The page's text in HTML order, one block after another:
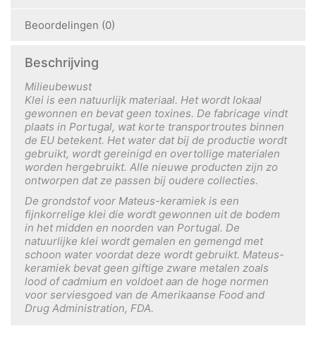
Beoordelingen (0)
Beschrijving
Milieubewust
Klei is een natuurlijk materiaal. Het wordt lokaal
gewonnen en bevat geen toxines. De fabricage vindt
plaats in Portugal, wat korte transportroutes binnen
de EU betekent. Het water dat bij de productie wordt
gebruikt, wordt gereinigd en overtollige materialen
worden hergebruikt. Alle nieuwe producten zijn zo
ontworpen dat ze passen bij oudere collecties.
De grondstof voor Mateus-keramiek is een
fijnkorrelige klei die wordt gewonnen uit de bodem
in het midden en noorden van Portugal. De
natuurlijke klei wordt gemalen en gemengd met
schoon water voordat deze wordt gebruikt. Mateus-
keramiek bevat geen giftige zware metalen zoals
lood of cadmium en voldoet aan de hoge normen
voor serviesgoed van de Amerikaanse Food and
Drug Administration, FDA.